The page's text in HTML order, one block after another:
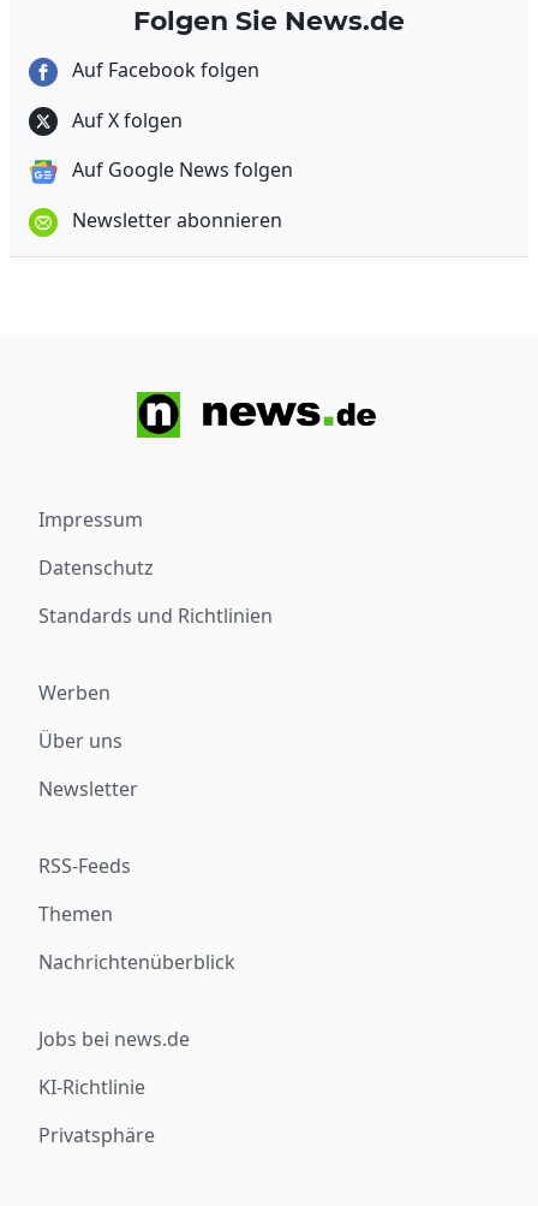
Folgen Sie News.de
Auf Facebook folgen
Auf X folgen
Auf Google News folgen
Newsletter abonnieren
Impressum
Datenschutz
Standards und Richtlinien
Werben
Über uns
Newsletter
RSS-Feeds
Themen
Nachrichtenüberblick
Jobs bei news.de
KI-Richtlinie
Privatsphäre